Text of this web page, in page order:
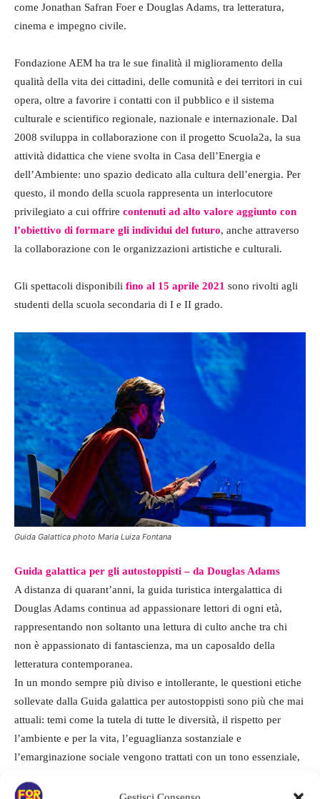
come Jonathan Safran Foer e Douglas Adams, tra letteratura,
cinema e impegno civile.
Fondazione AEM ha tra le sue finalità il miglioramento della
qualità della vita dei cittadini, delle comunità e dei territori in cui
opera, oltre a favorire i contatti con il pubblico e il sistema
culturale e scientifico regionale, nazionale e internazionale. Dal
2008 sviluppa in collaborazione con il progetto Scuola2a, la sua
attività didattica che viene svolta in Casa dell’Energia e
dell’Ambiente: uno spazio dedicato alla cultura dell’energia. Per
questo, il mondo della scuola rappresenta un interlocutore
privilegiato a cui offrire contenuti ad alto valore aggiunto con
l’obiettivo di formare gli individui del futuro, anche attraverso
la collaborazione con le organizzazioni artistiche e culturali.
Gli spettacoli disponibili fino al 15 aprile 2021 sono rivolti agli
studenti della scuola secondaria di I e II grado.
Guida Galattica photo Maria Luiza Fontana
Guida galattica per gli autostoppisti – da Douglas Adams
A distanza di quarant’anni, la guida turistica intergalattica di
Douglas Adams continua ad appassionare lettori di ogni età,
rappresentando non soltanto una lettura di culto anche tra chi
non è appassionato di fantascienza, ma un caposaldo della
letteratura contemporanea.
In un mondo sempre più diviso e intollerante, le questioni etiche
sollevate dalla Guida galattica per autostoppisti sono più che mai
attuali: temi come la tutela di tutte le diversità, il rispetto per
l’ambiente e per la vita, l’eguaglianza sostanziale e
l’emarginazione sociale vengono trattati con un tono essenziale,
filosofici e di critiche, non troppo velate, ad alcune